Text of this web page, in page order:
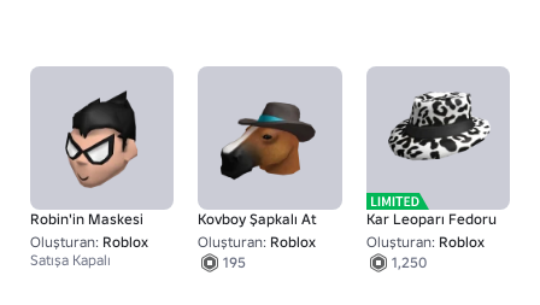
Robin'in Maskesi
Oluşturan: Roblox
Satışa Kapalı
Kovboy Şapkalı At
Oluşturan: Roblox
195
Kar Leoparı Fedoru
Oluşturan: Roblox
1,250